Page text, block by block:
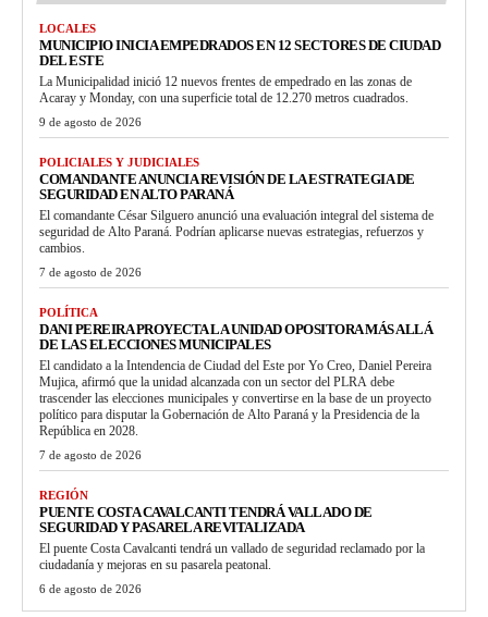
LOCALES
MUNICIPIO INICIA EMPEDRADOS EN 12 SECTORES DE CIUDAD
DEL ESTE
La Municipalidad inició 12 nuevos frentes de empedrado en las zonas de
Acaray y Monday, con una superficie total de 12.270 metros cuadrados.
9 de agosto de 2026
POLICIALES Y JUDICIALES
COMANDANTE ANUNCIA REVISIÓN DE LA ESTRATEGIA DE
SEGURIDAD EN ALTO PARANÁ
El comandante César Silguero anunció una evaluación integral del sistema de
seguridad de Alto Paraná. Podrían aplicarse nuevas estrategias, refuerzos y
cambios.
7 de agosto de 2026
POLÍTICA
DANI PEREIRA PROYECTA LA UNIDAD OPOSITORA MÁS ALLÁ
DE LAS ELECCIONES MUNICIPALES
El candidato a la Intendencia de Ciudad del Este por Yo Creo, Daniel Pereira
Mujica, afirmó que la unidad alcanzada con un sector del PLRA debe
trascender las elecciones municipales y convertirse en la base de un proyecto
político para disputar la Gobernación de Alto Paraná y la Presidencia de la
República en 2028.
7 de agosto de 2026
REGIÓN
PUENTE COSTA CAVALCANTI TENDRÁ VALLADO DE
SEGURIDAD Y PASARELA REVITALIZADA
El puente Costa Cavalcanti tendrá un vallado de seguridad reclamado por la
ciudadanía y mejoras en su pasarela peatonal.
6 de agosto de 2026